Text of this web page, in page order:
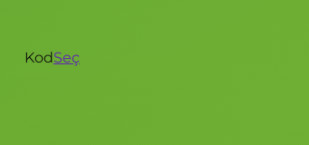
KodSeç